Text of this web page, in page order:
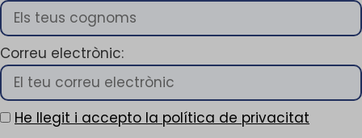
Correu electrònic:
He llegit i accepto la política de privacitat